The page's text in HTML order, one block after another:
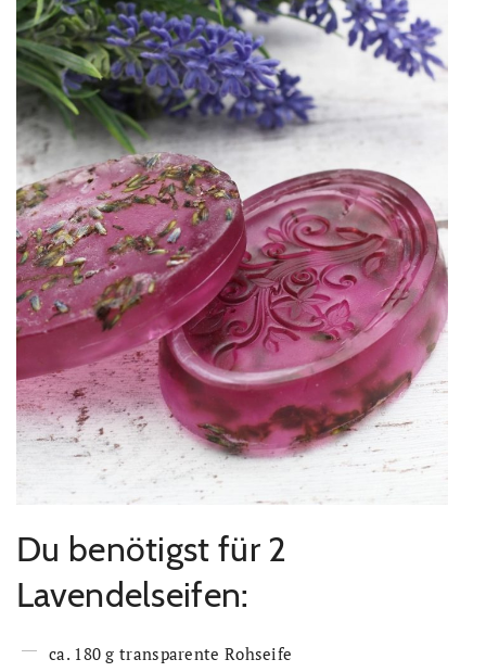
Du benötigst für 2
Lavendelseifen:
ca. 180 g transparente Rohseife